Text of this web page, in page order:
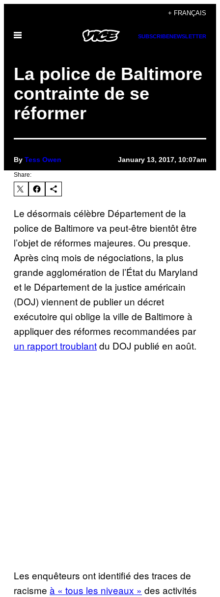
content
+ FRANÇAIS
Open
SUBSCRIBENEWSLETTER
La police de Baltimore
contrainte de se
réformer
By Tess Owen January 13, 2017, 10:07am
Share:
Le désormais célèbre Département de la
police de Baltimore va peut-être bientôt être
l’objet de réformes majeures. Ou presque.
Après cinq mois de négociations, la plus
grande agglomération de l’État du Maryland
et le Département de la justice américain
(DOJ) viennent de publier un décret
exécutoire qui oblige la ville de Baltimore à
appliquer des réformes recommandées par
un rapport troublantdu DOJ publié en août.
Les enquêteurs ont identifié des traces de
racisme à « tous les niveaux » des activités